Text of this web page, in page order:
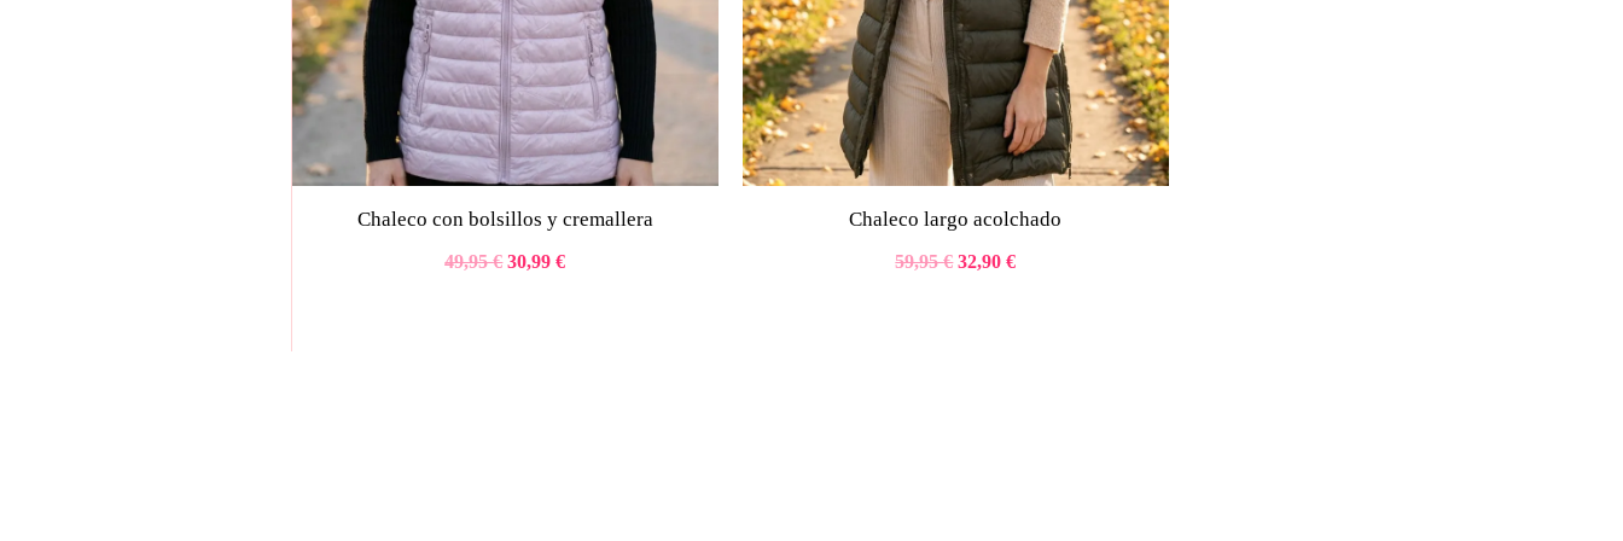
Chaleco con bolsillos y cremallera
49,95€ 30,99€
Chaleco largo acolchado
59,95€ 32,90€